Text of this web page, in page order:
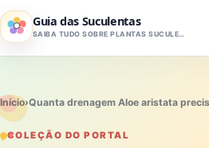
Pular para o conteúdo
Guia das Suculentas
SAIBA TUDO SOBRE PLANTAS SUCULENTAS
Início›Quanta drenagem Aloe aristata
COLEÇÃO DO PORTAL